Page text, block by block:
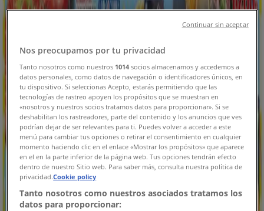
排他的な取引と掘り出し物
8/10 日まで有効川崎市
新規
平和堂
私たちのお客様のための排他的な取引
8/12 日まで有効
新規
Nos preocupamos por tu privacidad
Tanto nosotros como nuestros 1014 socios almacenamos y accedemos a
datos personales, como datos de navegación o identificadores únicos, en
tu dispositivo. Si seleccionas Acepto, estarás permitiendo que las
tecnologías de rastreo apoyen los propósitos que se muestran en
«nosotros y nuestros socios tratamos datos para proporcionar». Si se
deshabilitan los rastreadores, parte del contenido y los anuncios que ves
podrían dejar de ser relevantes para ti. Puedes volver a acceder a este
menú para cambiar tus opciones o retirar el consentimiento en cualquier
momento haciendo clic en el enlace «Mostrar los propósitos» que aparece
en el en la parte inferior de la página web. Tus opciones tendrán efecto
dentro de nuestro Sitio web. Para saber más, consulta nuestra política de
privacidad.Cookie policy
Tanto nosotros como nuestros asociados tratamos los
datos para proporcionar:
Continuar sin aceptar